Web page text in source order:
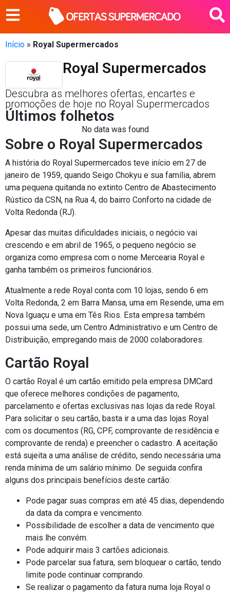
Início » Royal Supermercados
Royal Supermercados
Descubra as melhores ofertas, encartes e
promoções de hoje no Royal Supermercados
Últimos folhetos
No data was found
Sobre o Royal Supermercados
A história do Royal Supermercados teve início em 27 de
janeiro de 1959, quando Seigo Chokyu e sua família, abrem
uma pequena quitanda no extinto Centro de Abastecimento
Rústico da CSN, na Rua 4, do bairro Conforto na cidade de
Volta Redonda (RJ).
Apesar das muitas dificuldades iniciais, o negócio vai
crescendo e em abril de 1965, o pequeno negócio se
organiza como empresa com o nome Mercearia Royal e
ganha também os primeiros funcionários.
Atualmente a rede Royal conta com 10 lojas, sendo 6 em
Volta Redonda, 2 em Barra Mansa, uma em Resende, uma em
Nova Iguaçu e uma em Tês Rios. Esta empresa também
possui uma sede, um Centro Administrativo e um Centro de
Distribuição, empregando mais de 2000 colaboradores.
Cartão Royal
O cartão Royal é um cartão emitido pela empresa DMCard
que oferece melhores condições de pagamento,
parcelamento e ofertas exclusivas nas lojas da rede Royal.
Para solicitar o seu cartão, basta ir a uma das lojas Royal
com os documentos (RG, CPF, comprovante de residência e
comprovante de renda) e preencher o cadastro. A aceitação
está sujeita a uma análise de crédito, sendo necessária uma
renda mínima de um salário mínimo. De seguida confira
alguns dos principais benefícios deste cartão:
Pode pagar suas compras em até 45 dias, dependendo
da data da compra e vencimento.
Possibilidade de escolher a data de vencimento que
mais lhe convém.
Pode adquirir mais 3 cartões adicionais.
Pode parcelar sua fatura, sem bloquear o cartão, tendo
limite pode continuar comprando.
Se realizar o pagamento da fatura numa loja Royal o